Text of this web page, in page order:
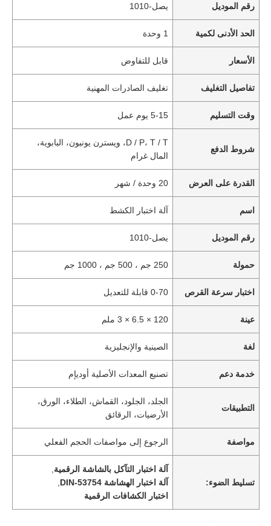
رقم الموديل يصل-1010
الحد الأدنى لكمية 1 وحدة
الأسعار قابل للتفاوض
تفاصيل التغليف تغليف الصادرات المهنية
وقت التسليم 5-15 يوم عمل
شروط الدفع
D / P، T / T، ويسترن يونيون، البابوية،
المال غرام
القدرة على العرض 20 وحدة / شهر
اسم آلة اختبار الكشط
رقم الموديل يصل-1010
حمولة 250 جم ، 500 جم ، 1000 جم
اختبار سرعة القرص 0-70 قابلة للتعديل
عينة 120 × 6.5 × 3 ملم
لغة الصينية والإنجليزية
خدمة دعم تصنيع المعدات الأصلية أوديإم
التطبيقات
الجلد، الجلود، القماش، الطلاء، الورق،
الأرضيات، الرقائق
مواصفة الرجوع إلى مواصفات الحجم الفعلي
تسليط الضوء:
آلة اختبار التآكل بالشاشة الرقمية
آلة اختبار الهشاشة DIN-53754
اختبار الكشافات الرقمية